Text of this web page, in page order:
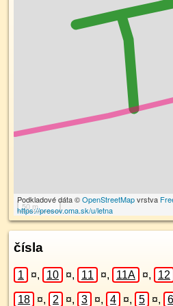
50 m
Podkladové dáta ©OpenStreetMapvrstva
https://presov.oma.sk/u/letna
čísla
1 ¤, 10 ¤, 11 ¤, 11A ¤, 12
18 ¤, 2 ¤, 3 ¤, 4 ¤, 5 ¤, 6